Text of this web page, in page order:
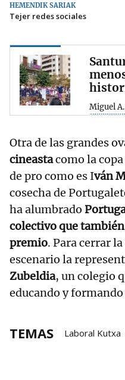
HEMENDIK SARIAK
Tejer redes sociales
Miguel
Otra de las grandes
cineastacomo la
de pro como es Iván
cosecha de
ha alumbrado
colectivo que
premio. Para cerrar
escenario la
Zubeldia, un colegio
educando y
TEMAS Laboral Kutxa